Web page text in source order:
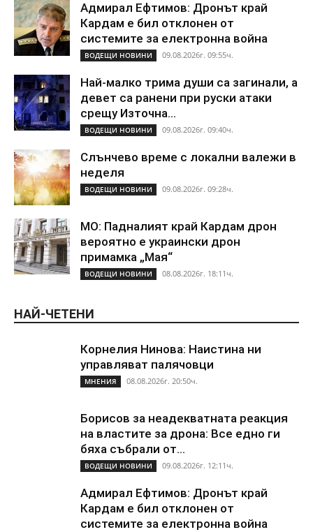
Адмирал Ефтимов: Дронът край
Кардам е бил отклонен от
системите за електронна война
ВОДЕЩИ НОВИНИ 09.08.2026г. 09:55ч.
Най-малко трима души са загинали, а
девет са ранени при руски атаки
срещу Източна...
ВОДЕЩИ НОВИНИ 09.08.2026г. 09:40ч.
Слънчево време с локални валежи в
неделя
ВОДЕЩИ НОВИНИ 09.08.2026г. 09:28ч.
МО: Падналият край Кардам дрон
вероятно е украински дрон
примамка „Мая“
ВОДЕЩИ НОВИНИ 08.08.2026г. 18:11ч.
НАЙ-ЧЕТЕНИ
Корнелия Нинова: Наистина ни
управляват палячовци
МНЕНИЯ 08.08.2026г. 20:50ч.
Борисов за неадекватната реакция
на властите за дрона: Все едно ги
бяха събрали от...
ВОДЕЩИ НОВИНИ 09.08.2026г. 12:11ч.
Адмирал Ефтимов: Дронът край
Кардам е бил отклонен от
системите за електронна война